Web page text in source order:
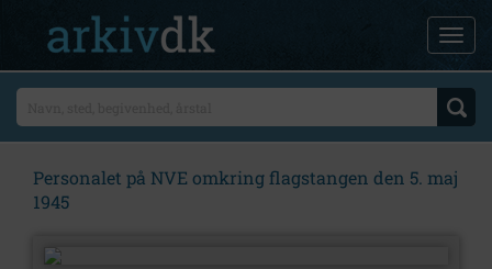
Personalet på NVE omkring flagstangen den 5. maj
1945